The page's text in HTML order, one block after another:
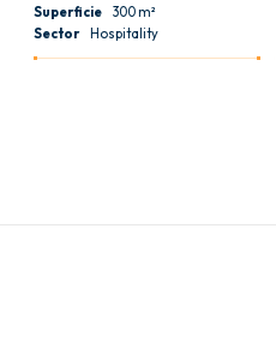
Superficie
300 m²
Sector
Hospitality